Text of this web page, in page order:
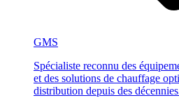
GMS
Spécialiste reconnu des
et des solutions de chauffage
distribution depuis des